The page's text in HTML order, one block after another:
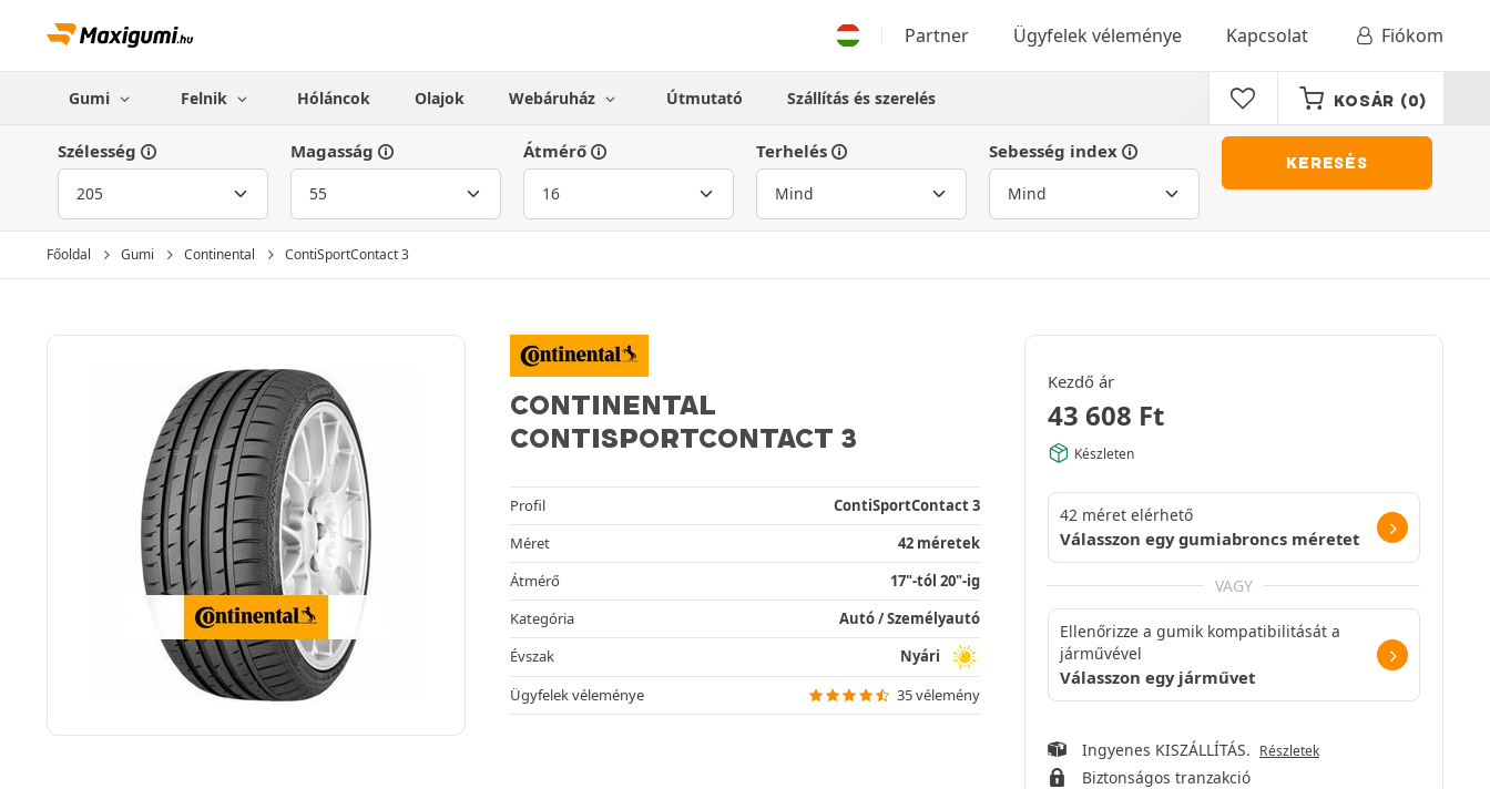
Partner Ügyfelek véleménye Kapcsolat Fiókom
Gumi Felnik Hóláncok Olajok Webáruház Útmutató Szállítás és szerelés KOSÁR (0)
Szélesség Magasság Átmérő Terhelés Sebesség index
KERESÉS
Főoldal Gumi Continental ContiSportContact 3
CONTINENTAL
CONTISPORTCONTACT 3
Profil
ContiSportContact 3
Méret
42 méretek
Átmérő
17"-tól 20"-ig
Kategória
Autó / Személyautó
Évszak
Nyári
Ügyfelek véleménye
35 vélemény
Kezdő ár
43 608 Ft
Készleten
42 méret elérhető
Válasszon egy gumiabroncs méretet
VAGY
Ellenőrizze a gumik kompatibilitását a
járművével
Válasszon egy járművet
Ingyenes KISZÁLLÍTÁS. Részletek
Biztonságos tranzakció